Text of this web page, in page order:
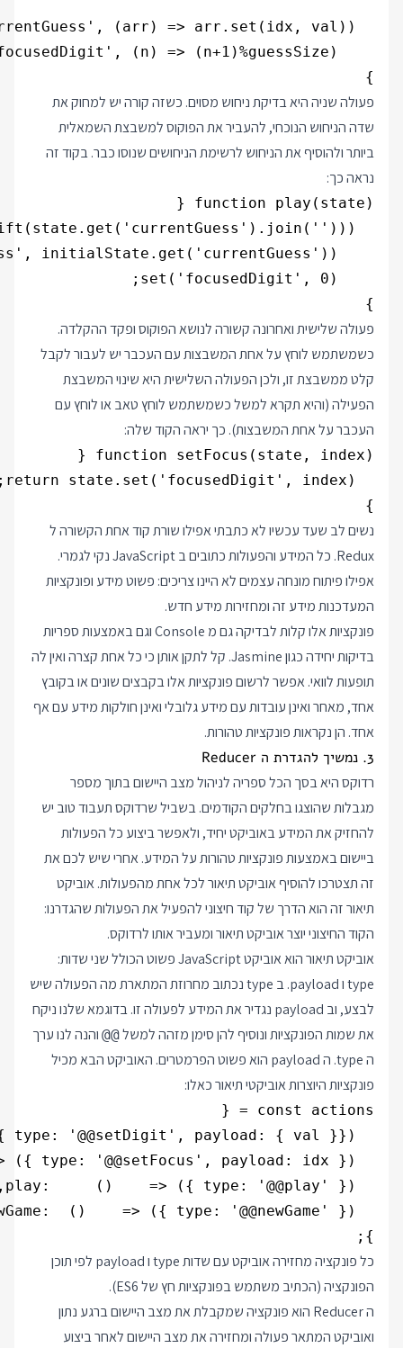
}
פעולה שניה היא בדיקת ניחוש מסוים. כשזה קורה יש למחוק את
שדה הניחוש הנוכחי, להעביר את הפוקוס למשבצת השמאלית
ביותר ולהוסיף את הניחוש לרשימת הניחושים שנוסו כבר. בקוד זה
נראה כך:
}
פעולה שלישית ואחרונה קשורה לנושא הפוקוס ופקד ההקלדה.
כשמשתמש לוחץ על אחת המשבצות עם העכבר יש לעבור לקבל
קלט ממשבצת זו, ולכן הפעולה השלישית היא שינוי המשבצת
הפעילה (והיא תקרא למשל כשמשתמש לוחץ טאב או לוחץ עם
העכבר על אחת המשבצות). כך יראה הקוד שלה:
}
נשים לב שעד עכשיו לא כתבתי אפילו שורת קוד אחת הקשורה ל
Redux. כל המידע והפעולות כתובים ב JavaScript נקי לגמרי.
אפילו פיתוח מונחה עצמים לא היינו צריכים: פשוט מידע ופונקציות
המעדכנות מידע זה ומחזירות מידע חדש.
פונקציות אלו קלות לבדיקה גם מ Console וגם באמצעות ספריות
בדיקות יחידה כגון Jasmine. קל לתקן אותן כי כל אחת קצרה ואין לה
תופעות לוואי. אפשר לרשום פונקציות אלו בקבצים שונים או בקובץ
אחד, מאחר ואינן עובדות עם מידע גלובלי ואינן חולקות מידע עם אף
אחד. הן נקראות פונקציות טהורות.
3. נמשיך להגדרת ה Reducer
רדוקס היא בסך הכל ספריה לניהול מצב היישום בתוך מספר
מגבלות שהוצגו בחלקים הקודמים. בשביל שרדוקס תעבוד טוב יש
להחזיק את המידע באוביקט יחיד, ולאפשר ביצוע כל הפעולות
ביישום באמצעות פונקציות טהורות על המידע. אחרי שיש לכם את
זה תצטרכו להוסיף אוביקט תיאור לכל אחת מהפעולות. אוביקט
תיאור זה הוא הדרך של קוד חיצוני להפעיל את הפעולות שהגדרנו:
הקוד החיצוני יוצר אוביקט תיאור ומעביר אותו לרדוקס.
אוביקט תיאור הוא אוביקט JavaScript פשוט הכולל שני שדות:
type ו payload. ב type נכתוב מחרוזת המתארת מה הפעולה שיש
לבצע, וב payload נגדיר את המידע לפעולה זו. בדוגמא שלנו ניקח
את שמות הפונקציות ונוסיף להן סימן מזהה למשל@@ והנה לנו ערך
ה type. ה payload הוא פשוט הפרמטרים. האוביקט הבא מכיל
פונקציות היוצרות אוביקטי תיאור כאלו:
};
כל פונקציה מחזירה אוביקט עם שדות type ו payload לפי תוכן
הפונקציה (הכתיב משתמש בפונקציות חץ של ES6).
ה Reducer הוא פונקציה שמקבלת את מצב היישום ברגע נתון
ואוביקט המתאר פעולה ומחזירה את מצב היישום לאחר ביצוע